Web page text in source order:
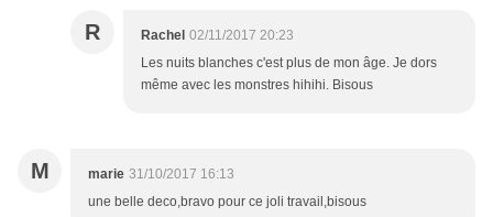
R Rachel 02/11/2017 20:23
Les nuits blanches c'est plus de mon âge. Je dors
même avec les monstres hihihi. Bisous
M marie 31/10/2017 16:13
une belle deco,bravo pour ce joli travail,bisous